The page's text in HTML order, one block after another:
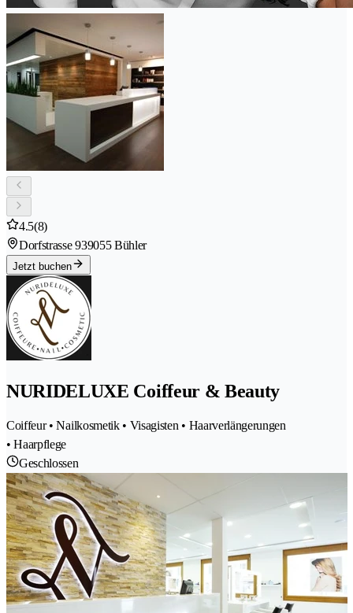
4.5(8)
Dorfstrasse 939055 Bühler
Jetzt buchen
NURIDELUXE Coiffeur & Beauty
Coiffeur • Nailkosmetik • Visagisten • Haarverlängerungen
• Haarpflege
Geschlossen